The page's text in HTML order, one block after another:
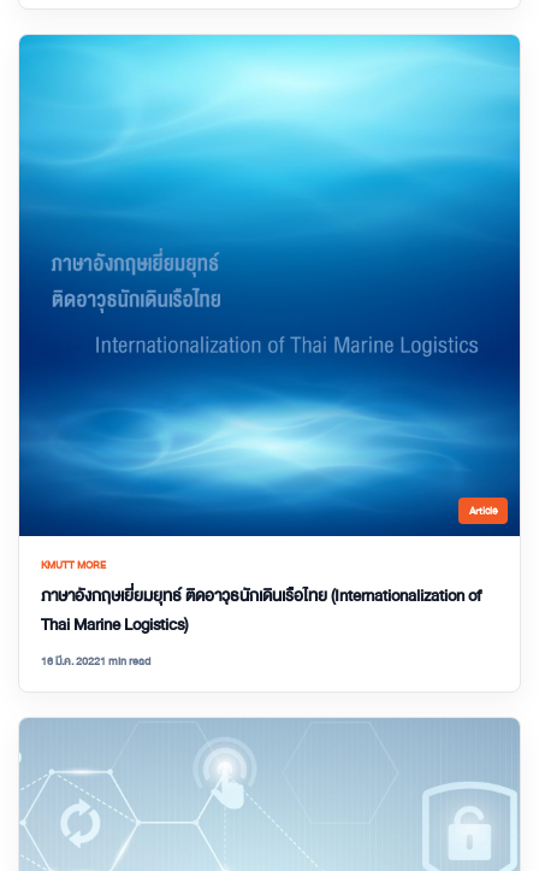
Article
KMUTT MORE
ภาษาอังกฤษเยี่ยมยุทธ์ ติดอาวุธนักเดินเรือไทย (Internationalization of
Thai Marine Logistics)
16 มี.ค. 20221 min read